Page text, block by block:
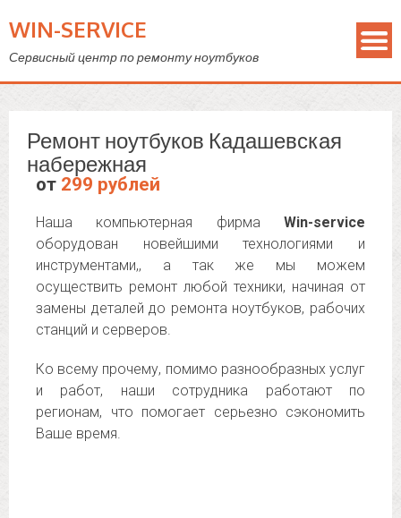
WIN-SERVICE
Сервисный центр по ремонту ноутбуков
Ремонт ноутбуков Кадашевская
набережная
от 299 рублей
Наша компьютерная фирма Win-service
оборудован новейшими технологиями и
инструментами,, а так же мы можем
осуществить ремонт любой техники, начиная от
замены деталей до ремонта ноутбуков, рабочих
станций и серверов.
Ко всему прочему, помимо разнообразных услуг
и работ, наши сотрудника работают по
регионам, что помогает серьезно сэкономить
Ваше время.